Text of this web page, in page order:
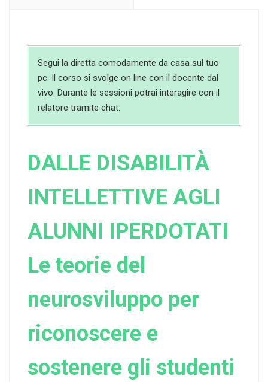
Segui la diretta comodamente da casa sul tuo
pc. Il corso si svolge on line con il docente dal
vivo. Durante le sessioni potrai interagire con il
relatore tramite chat.
DALLE DISABILITÀ
INTELLETTIVE AGLI
ALUNNI IPERDOTATI
Le teorie del
neurosviluppo per
riconoscere e
sostenere gli studenti